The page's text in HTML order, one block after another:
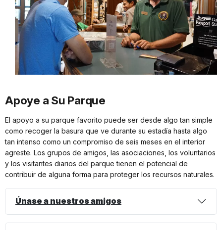
Apoye a Su Parque
El apoyo a su parque favorito puede ser desde algo tan simple
como recoger la basura que ve durante su estadía hasta algo
tan intenso como un compromiso de seis meses en el interior
agreste. Los grupos de amigos, las asociaciones, los voluntarios
y los visitantes diarios del parque tienen el potencial de
contribuir de alguna forma para proteger los recursos naturales.
Únase a nuestros amigos